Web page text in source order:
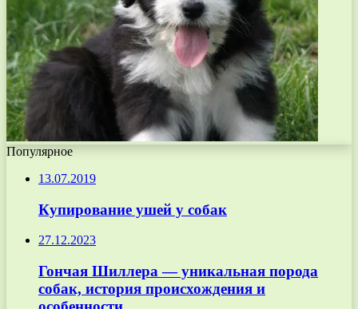
Популярное
13.07.2019
Купирование ушей у собак
27.12.2023
Гончая Шиллера — уникальная порода
собак, история происхождения и